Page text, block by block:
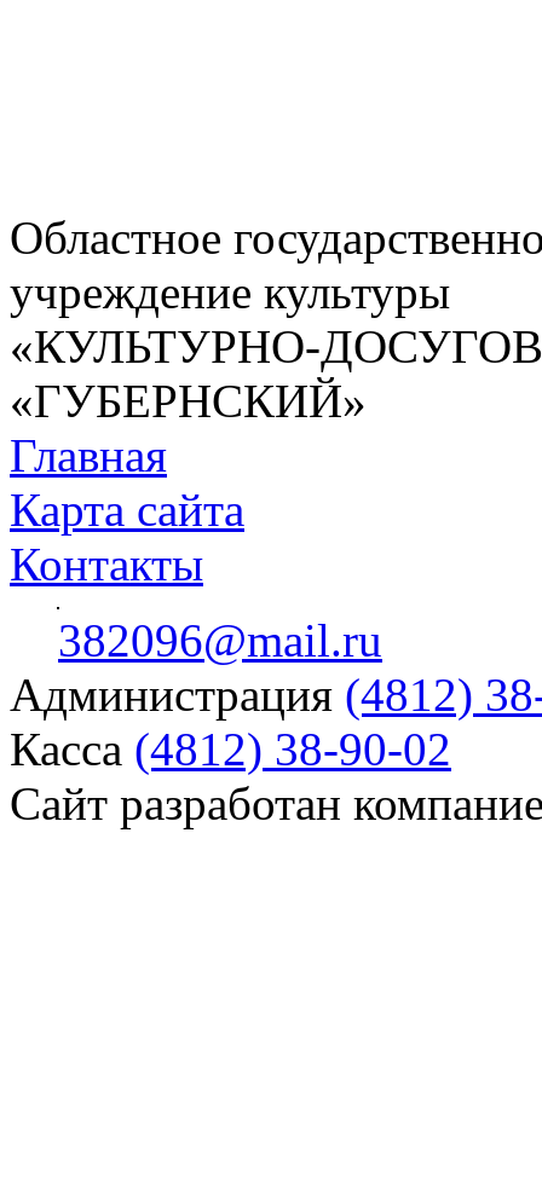
Областное
учреждение культуры
«КУЛЬТУРНО-
«ГУБЕРНСКИЙ»
Главная
Карта сайта
Контакты
382096@mail.ru
Администрация (4812)
Касса (4812) 38-90-02
Сайт разработан